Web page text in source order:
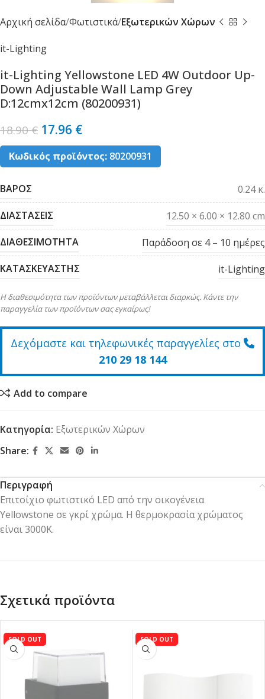
Αρχική σελίδα Φωτιστικά Εξωτερικών Χώρων
it-Lighting
it-Lighting Yellowstone LED 4W Outdoor Up-
Down Adjustable Wall Lamp Grey
D:12cmx12cm (80200931)
18.90€ 17.96 €
Κωδικός προϊόντος: 80200931
ΒΑΡΟΣ 0.24 κ.
ΔΙΑΣΤΑΣΕΙΣ 12.50 × 6.00 × 12.80 cm
ΔΙΑΘΕΣΙΜΟΤΗΤΑ Παράδοση σε 4 – 10 ημέρες
ΚΑΤΑΣΚΕΥΑΣΤΗΣ it-Lighting
Η διαθεσιμότητα των προϊόντων μεταβάλλεται διαρκώς. Κάντε την
παραγγελία των προϊόντων σας εγκαίρως!
Δεχόμαστε και τηλεφωνικές παραγγελίες στο
210 29 18 144
Add to compare
Κατηγορία: Εξωτερικών Χώρων
Share:
Περιγραφή
Επιτοίχιο φωτιστικό LED από την οικογένεια
Yellowstone σε γκρί χρώμα. Η θερμοκρασία χρώματος
είναι 3000K.
Σχετικά προϊόντα
SOLD OUT SOLD OUT